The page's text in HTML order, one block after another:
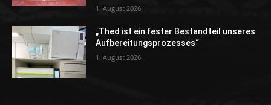
1. August 2026
„Thed ist ein fester Bestandteil unseres
Aufbereitungsprozesses“
1. August 2026